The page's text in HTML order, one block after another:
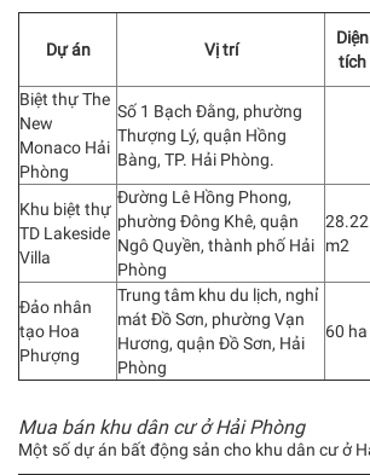
Dự án Vị trí
Diện
tích
Biệt thự The
New
Monaco Hải
Phòng
Số 1 Bạch Đằng, phường
Thượng Lý, quận Hồng
Bàng, TP. Hải Phòng.
Khu biệt thự
TD Lakeside
Villa
Đường Lê Hồng Phong,
phường Đông Khê, quận
Ngô Quyền, thành phố Hải
Phòng
m2
Đảo nhân
tạo Hoa
Phượng
Trung tâm khu du lịch, nghỉ
mát Đồ Sơn, phường Vạn
Hương, quận Đồ Sơn, Hải
Phòng
60 ha
Mua bán khu dân cư ở Hải Phòng
Một số dự án bất động sản cho khu dân cư ở